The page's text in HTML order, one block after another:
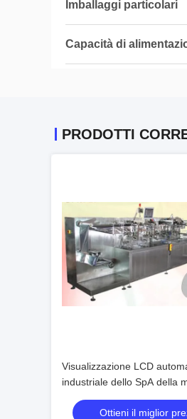
Imballaggi particolari
Capacità di
PRODOTTI
Visualizzazione LCD
industriale dello SpA della
imballatrice con il secchio
Ottieni il miglior